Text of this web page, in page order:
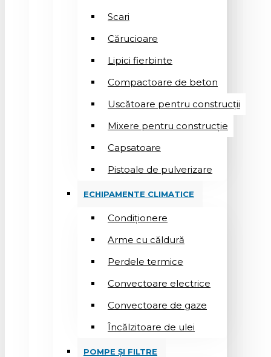
Scari
Cărucioare
Lipici fierbinte
Compactoare de beton
Uscătoare pentru construcții
Mixere pentru construcție
Capsatoare
Pistoale de pulverizare
ECHIPAMENTE CLIMATICE
Condiționere
Arme cu căldură
Perdele termice
Convectoare electrice
Convectoare de gaze
Încălzitoare de ulei
POMPE ȘI FILTRE